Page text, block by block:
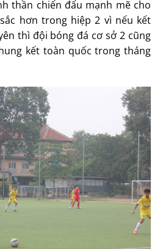
thần chiến đấu mạnh mẽ cho
hơn trong hiệp 2 vì nếu kết
thì đội bóng đá cơ sở 2 cũng
kết toàn quốc trong tháng